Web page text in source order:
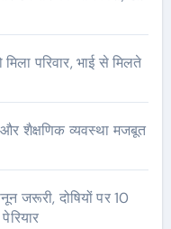
परिवार, भाई से मिलते
और शैक्षणिक व्यवस्था मजबूत
जरूरी, दोषियों पर 10